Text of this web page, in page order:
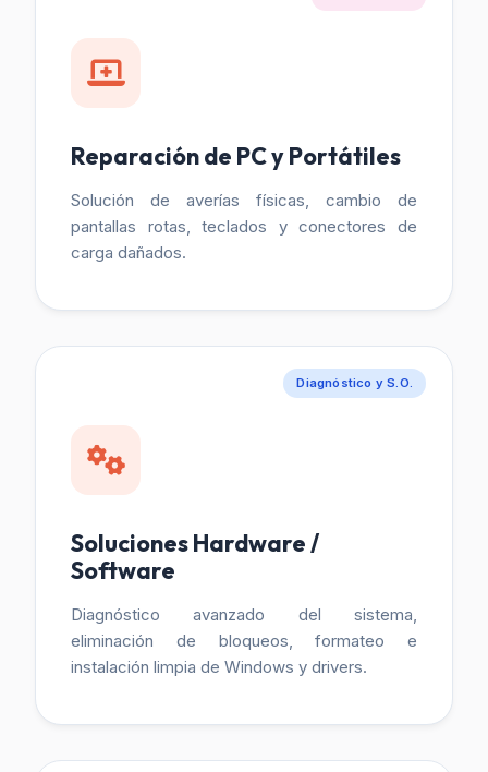
Reparación de PC y Portátiles
Solución de averías físicas, cambio de
pantallas rotas, teclados y conectores de
carga dañados.
Diagnóstico y S.O.
Soluciones Hardware /
Software
Diagnóstico avanzado del sistema,
eliminación de bloqueos, formateo e
instalación limpia de Windows y drivers.